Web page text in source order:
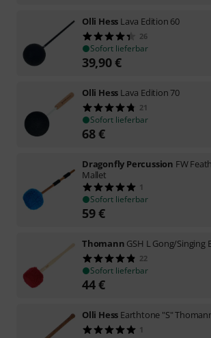
Olli Hess Lava Edition 60
26
Sofort lieferbar
39,90€
Olli Hess Lava Edition 70
21
Sofort lieferbar
68€
Dragonfly Percussion FW
Mallet
1
Sofort lieferbar
59€
Thomann GSH L Gong/Singing
22
Sofort lieferbar
44€
Olli Hess Earthtone "S"
1